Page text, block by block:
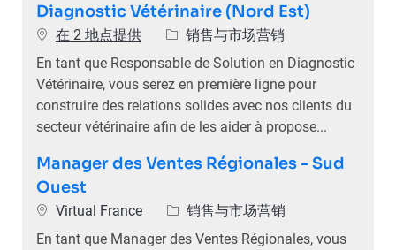
Diagnostic Vétérinaire (Nord Est)
在 2 地点提供 类别销售与市场营销
En tant que Responsable de Solution en Diagnostic
Vétérinaire, vous serez en première ligne pour
construire des relations solides avec nos clients du
secteur vétérinaire afin de les aider à propose...
Manager des Ventes Régionales - Sud
Ouest
位置Virtual France 类别销售与市场营销
En tant que Manager des Ventes Régionales, vous